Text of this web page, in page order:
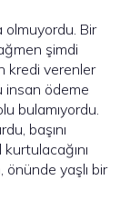
olmuyordu. Bir
şimdi
kredi verenler
insan ödeme
bulamıyordu.
başını
önünde yaşlı bir